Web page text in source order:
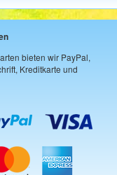
bieten wir PayPal,
Kreditkarte und